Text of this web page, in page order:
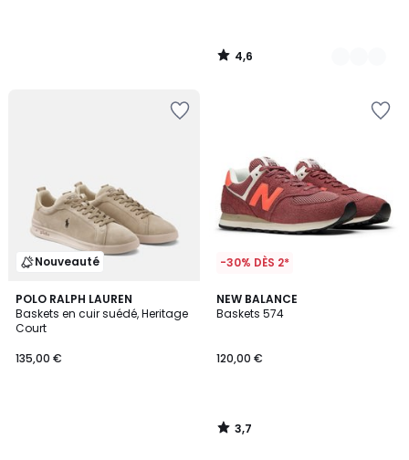
4,6
/
Nouveauté
POLO RALPH LAUREN
Baskets en cuir suédé, Heritage
Court
135,00 €
-30% DÈS 2*
NEW BALANCE
Baskets 574
120,00 €
3,7
/ 5
3,7
/